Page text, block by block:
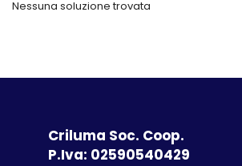
Nessuna soluzione trovata
Criluma Soc. Coop.
P.Iva: 02590540429